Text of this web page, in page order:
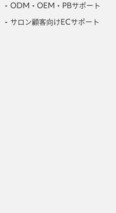
ODM・OEM・PBサポート
サロン顧客向けECサポート